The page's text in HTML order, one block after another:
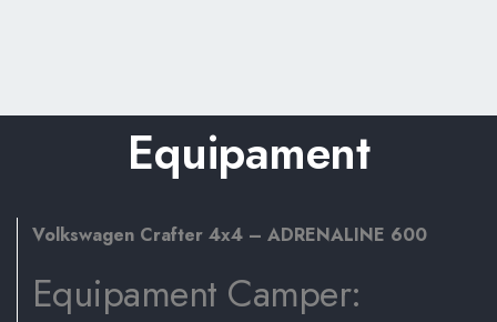
Equipament
Volkswagen Crafter 4x4 – ADRENALINE 600
Equipament Camper: